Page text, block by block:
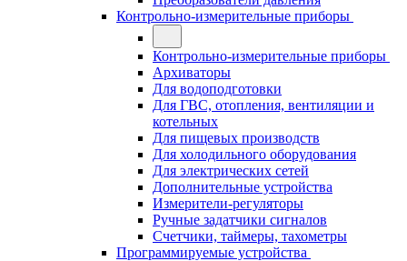
Контрольно-измерительные приборы
Контрольно-измерительные приборы
Архиваторы
Для водоподготовки
Для ГВС, отопления, вентиляции и
котельных
Для пищевых производств
Для холодильного оборудования
Для электрических сетей
Дополнительные устройства
Измерители-регуляторы
Ручные задатчики сигналов
Счетчики, таймеры, тахометры
Программируемые устройства